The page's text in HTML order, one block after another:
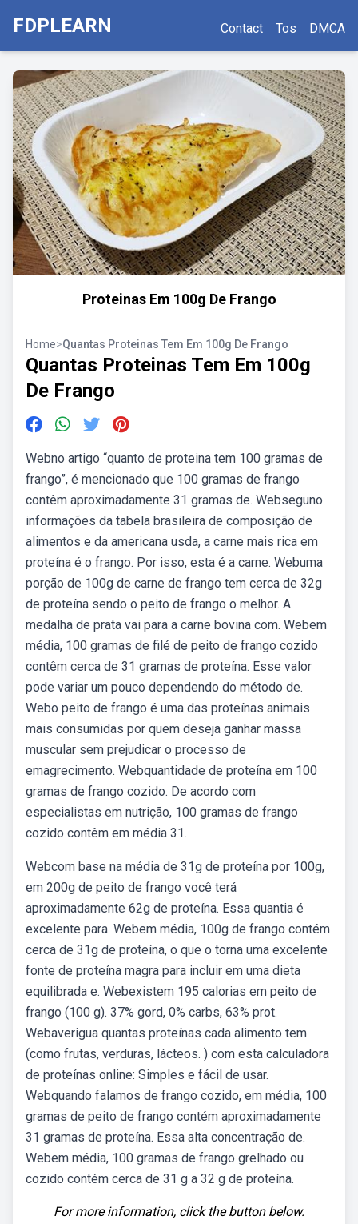
FDPLEARN Contact Tos DMCA
Proteinas Em 100g De Frango
Home>Quantas Proteinas Tem Em 100g De Frango
Quantas Proteinas Tem Em 100g
De Frango
Webno artigo “quanto de proteina tem 100 gramas de
frango”, é mencionado que 100 gramas de frango
contêm aproximadamente 31 gramas de. Webseguno
informações da tabela brasileira de composição de
alimentos e da americana usda, a carne mais rica em
proteína é o frango. Por isso, esta é a carne. Webuma
porção de 100g de carne de frango tem cerca de 32g
de proteína sendo o peito de frango o melhor. A
medalha de prata vai para a carne bovina com. Webem
média, 100 gramas de filé de peito de frango cozido
contêm cerca de 31 gramas de proteína. Esse valor
pode variar um pouco dependendo do método de.
Webo peito de frango é uma das proteínas animais
mais consumidas por quem deseja ganhar massa
muscular sem prejudicar o processo de
emagrecimento. Webquantidade de proteína em 100
gramas de frango cozido. De acordo com
especialistas em nutrição, 100 gramas de frango
cozido contêm em média 31.
Webcom base na média de 31g de proteína por 100g,
em 200g de peito de frango você terá
aproximadamente 62g de proteína. Essa quantia é
excelente para. Webem média, 100g de frango contém
cerca de 31g de proteína, o que o torna uma excelente
fonte de proteína magra para incluir em uma dieta
equilibrada e. Webexistem 195 calorias em peito de
frango (100 g). 37% gord, 0% carbs, 63% prot.
Webaverigua quantas proteínas cada alimento tem
(como frutas, verduras, lácteos. ) com esta calculadora
de proteínas online: Simples e fácil de usar.
Webquando falamos de frango cozido, em média, 100
gramas de peito de frango contém aproximadamente
31 gramas de proteína. Essa alta concentração de.
Webem média, 100 gramas de frango grelhado ou
cozido contém cerca de 31 g a 32 g de proteína.
For more information, click the button below.